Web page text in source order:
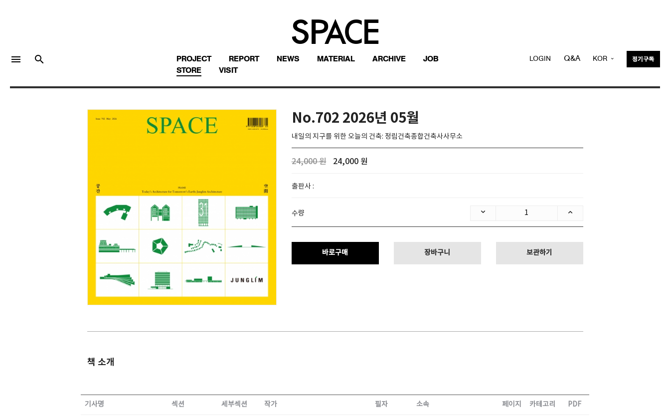
회원가입
Twitter 로그인
Naver 로그인
menu search PROJECT REPORT NEWS MATERIAL ARCHIVE
JOB
STORE
VISIT
LOGIN Q&A KOR 정기구독
No.702 2026년 05월
내일의 지구를 위한 오늘의 건축: 정림건축종합건축사사무소
24,000 원 24,000 원
출판사 :
수량
바로구매 장바구니 보관하기
책 소개
기사명 섹션 세부섹션 작가 필자 소속 페이지 카테고리 PDF